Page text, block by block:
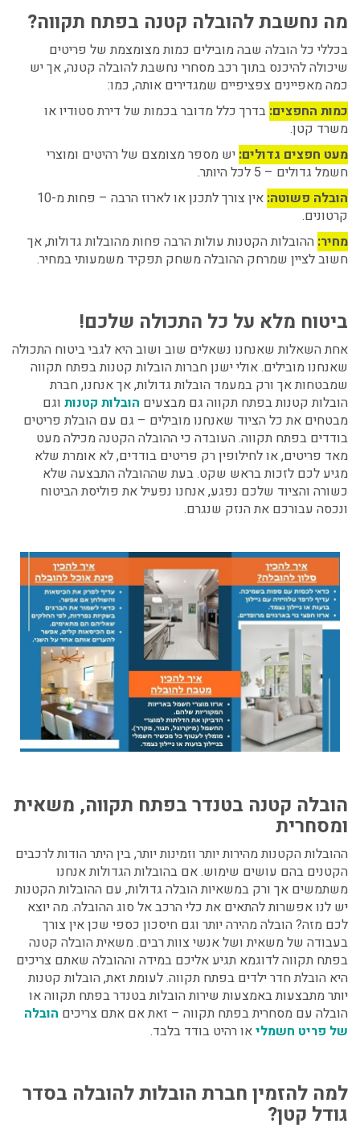
מה נחשבת להובלה קטנה בפתח תקווה?
בכללי כל הובלה שבה מובילים כמות מצומצמת של פריטים
שיכולה להיכנס בתוך רכב מסחרי נחשבת להובלה קטנה, אך יש
כמה מאפיינים צפציפיים שמגדירים אותה, כמו:
כמות החפצים: בדרך כלל מדובר בכמות של דירת סטודיו או
משרד קטן.
מעט חפצים גדולים: יש מספר מצומצם של רהיטים ומוצרי
חשמל גדולים – 5 לכל היותר.
הובלה פשוטה:
אין צורך לתכנן או לארוז הרבה – פחות מ-10
קרטונים.
מחיר: ההובלות הקטנות עולות הרבה פחות מהובלות גדולות, אך
חשוב לציין שמרחק ההובלה משחק תפקיד משמעותי במחיר.
ביטוח מלא על כל התכולה שלכם!
אחת השאלות שאנחנו נשאלים שוב ושוב היא לגבי ביטוח התכולה
שאנחנו מובילים. אולי ישנן חברות הובלות קטנות בפתח תקווה
שמבטחות אך ורק במעמד הובלות גדולות, אך אנחנו, חברת
הובלות קטנות בפתח תקווה גם מבצעים הובלות קטנות וגם
מבטחים את כל הציוד שאנחנו מובילים – גם עם הובלת פריטים
בודדים בפתח תקווה. העובדה כי ההובלה הקטנה מכילה מעט
מאד פריטים, או לחילופין רק פריטים בודדים, לא אומרת שלא
מגיע לכם לזכות בראש שקט. בעת שההובלה התבצעה שלא
כשורה והציוד שלכם נפגע, אנחנו נפעיל את פוליסת הביטוח
ונכסה עבורכם את הנזק שנגרם.
הובלה קטנה בטנדר בפתח תקווה, משאית
ומסחרית
ההובלות הקטנות מהירות יותר וזמינות יותר, בין היתר הודות לרכבים
הקטנים בהם עושים שימוש. אם בהובלות הגדולות אנחנו
משתמשים אך ורק במשאיות הובלה גדולות, עם ההובלות הקטנות
יש לנו אפשרות להתאים את כלי הרכב אל סוג ההובלה. מה יוצא
לכם מזה? הובלה מהירה יותר וגם חיסכון כספי שכן אין צורך
בעבודה של משאית ושל אנשי צוות רבים. משאית הובלה קטנה
בפתח תקווה לדוגמא תגיע אליכם במידה וההובלה שאתם צריכים
היא הובלת חדר ילדים בפתח תקווה. לעומת זאת, הובלות קטנות
יותר מתבצעות באמצעות שירות הובלות בטנדר בפתח תקווה או
הובלה עם מסחרית בפתח תקווה – זאת אם אתם צריכים הובלה
של פריט חשמליאו רהיט בודד בלבד.
למה להזמין חברת הובלות להובלה בסדר
גודל קטן?